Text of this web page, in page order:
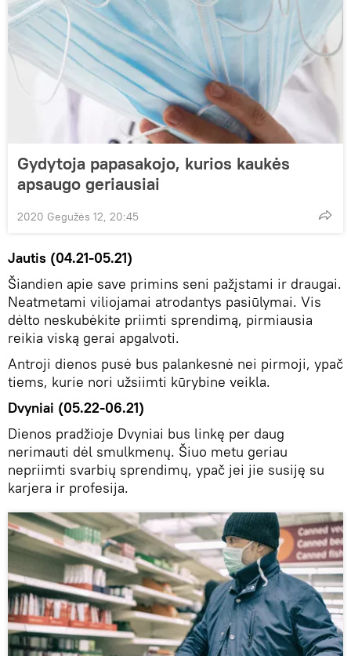
Gydytoja papasakojo, kurios kaukės
apsaugo geriausiai
2020 Gegužės 12, 20:45
Jautis (04.21-05.21)
Šiandien apie save primins seni pažįstami ir draugai.
Neatmetami viliojamai atrodantys pasiūlymai. Vis
dėlto neskubėkite priimti sprendimą, pirmiausia
reikia viską gerai apgalvoti.
Antroji dienos pusė bus palankesnė nei pirmoji, ypač
tiems, kurie nori užsiimti kūrybine veikla.
Dvyniai (05.22-06.21)
Dienos pradžioje Dvyniai bus linkę per daug
nerimauti dėl smulkmenų. Šiuo metu geriau
nepriimti svarbių sprendimų, ypač jei jie susiję su
karjera ir profesija.